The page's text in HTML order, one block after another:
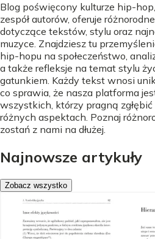
Blog poświęcony kulturze hip-
zespół autorów, oferuje
dotyczące tekstów, stylu oraz
muzyce. Znajdziesz tu
hip-hopu na społeczeństwo,
a także refleksje na temat stylu
gatunkiem. Każdy tekst wnosi
co sprawia, że nasza platforma
wszystkich, którzy pragną
różnych aspektach. Poznaj
zostań z nami na dłużej.
Najnowsze artykuły
Zobacz wszystko